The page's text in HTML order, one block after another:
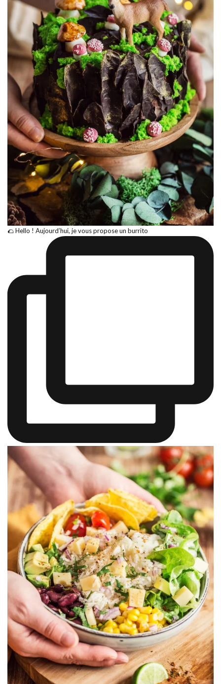
🌮 Hello ! Aujourd’hui, je vous propose un burrito